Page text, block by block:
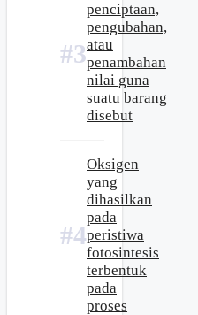
penciptaan,
pengubahan,
atau
penambahan
nilai guna
suatu barang
disebut
Oksigen
yang
dihasilkan
pada
peristiwa
fotosintesis
terbentuk
pada
proses